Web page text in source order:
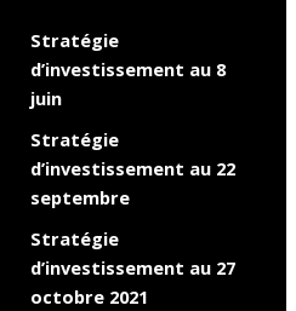
Stratégie
d’investissement au 8
juin
Stratégie
d’investissement au 22
septembre
Stratégie
d’investissement au 27
octobre 2021